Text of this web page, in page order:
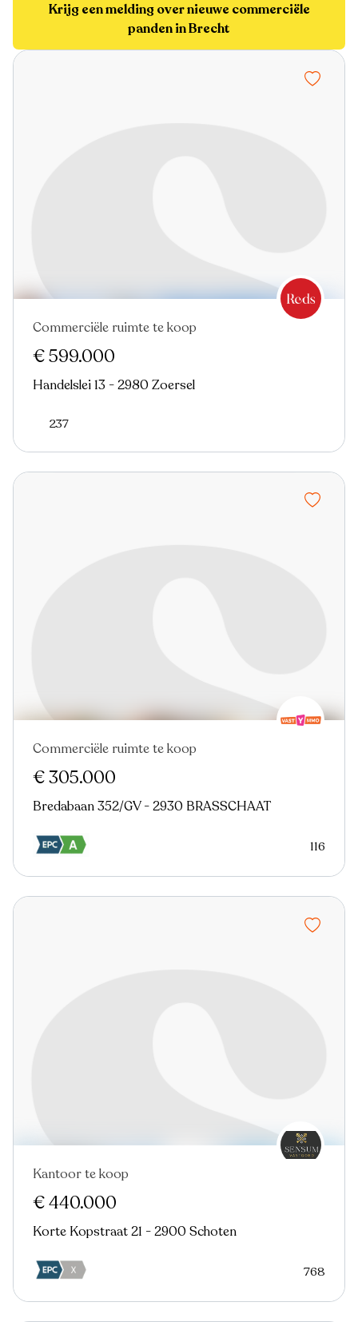
Krijg een melding over nieuwe commerciële
panden in Brecht
Nieuw
Commerciële ruimte te koop
€ 599.000
Handelslei 13 - 2980 Zoersel
237
Nieuw
Commerciële ruimte te koop
€ 305.000
Bredabaan 352/GV - 2930 BRASSCHAAT
116
Nieuw
Kantoor te koop
€ 440.000
Korte Kopstraat 21 - 2900 Schoten
768